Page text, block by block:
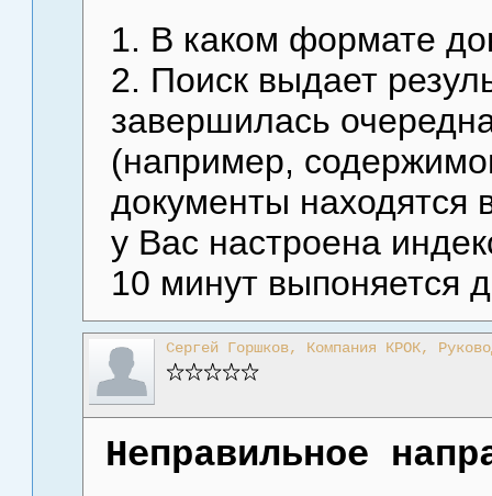
1. В каком формате
2. Поиск выдает
завершилась
(например,
документы находятся
у Вас настроена
10 минут выпоняется
Сергей Горшков, Компания КРОК,
Неправильное